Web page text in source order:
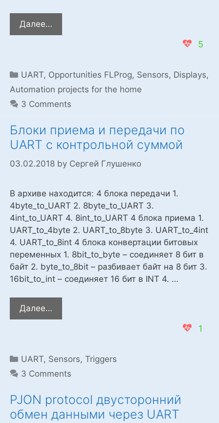
Далее…
управления,
на
датчике
max6675
и
5
Categories
UART, Opportunities FLProg, Sensors, Displays,
Automation projects for the home
3 Comments
Блоки приема и передачи по
UART с контрольной суммой
03.02.2018 by Сергей Глушенко
В архиве находится: 4 блока передачи 1.
4byte_to_UART 2. 8byte_to_UART 3.
4int_to_UART 4. 8int_to_UART 4 блока приема 1.
UART_to_4byte 2. UART_to_8byte 3. UART_to_4int
4. UART_to_8int 4 блока конвертации битовых
переменных 1. 8bit_to_byte – соединяет 8 бит в
байт 2. byte_to_8bit – разбивает байт на 8 бит 3.
16bit_to_int – соединяет 16 бит в INT 4. …
Далее…
приема
по
UART
контрольной
суммой
1
Categories
UART, Sensors,Triggers
3 Comments
PJON protocol двусторонний
обмен данными через UART